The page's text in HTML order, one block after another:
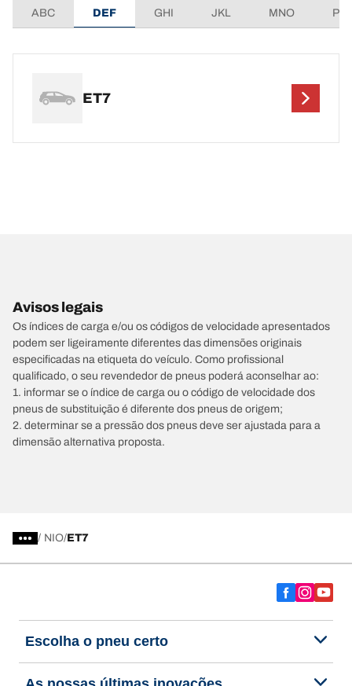
ABC DEF GHI JKL MNO
ET7
Avisos legais
Os índices de carga e/ou os códigos de velocidade apresentados
podem ser ligeiramente diferentes das dimensões originais
especificadas na etiqueta do veículo. Como profissional
qualificado, o seu revendedor de pneus poderá aconselhar ao:
1. informar se o índice de carga ou o código de velocidade dos
pneus de substituição é diferente dos pneus de origem;
2. determinar se a pressão dos pneus deve ser ajustada para a
dimensão alternativa proposta.
/ NIO ET7
Escolha o pneu certo